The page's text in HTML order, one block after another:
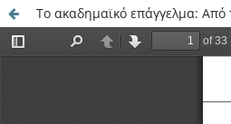
Το ακαδημαϊκό επάγγελμα: